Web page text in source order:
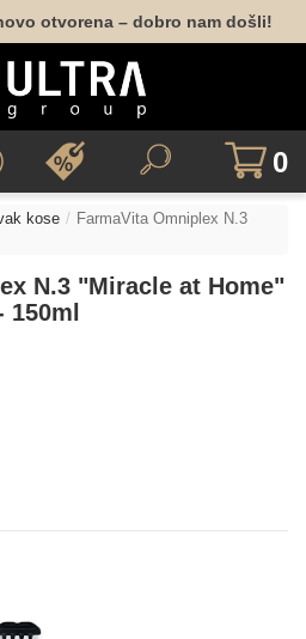
otvorena – dobro nam došli!
0
kose
FarmaVita Omniplex N.3
N.3 "Miracle at Home"
150ml